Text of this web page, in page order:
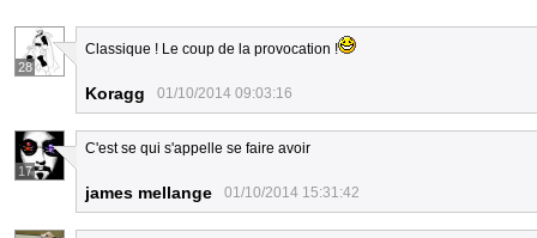
28
Classique ! Le coup de la provocation !
Koragg 01/10/2014 09:03:16
17
C'est se qui s'appelle se faire avoir
james mellange 01/10/2014 15:31:42